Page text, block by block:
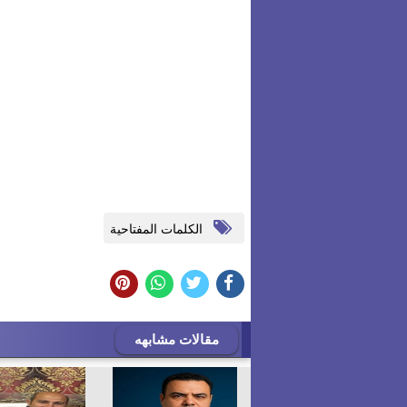
الكلمات المفتاحية
مقالات مشابهه